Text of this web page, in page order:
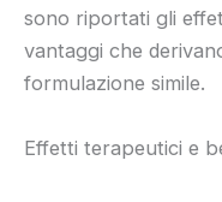
sono riportati gli
vantaggi che
formulazione simile.
Effetti terapeutici e